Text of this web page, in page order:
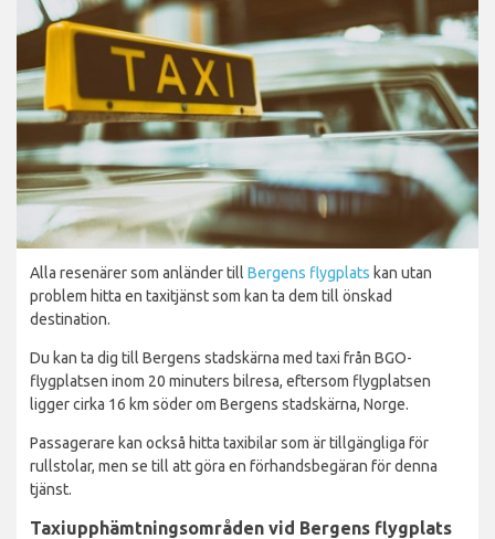
Alla resenärer som anländer till Bergens flygplats kan utan
problem hitta en taxitjänst som kan ta dem till önskad
destination.
Du kan ta dig till Bergens stadskärna med taxi från BGO-
flygplatsen inom 20 minuters bilresa, eftersom flygplatsen
ligger cirka 16 km söder om Bergens stadskärna, Norge.
Passagerare kan också hitta taxibilar som är tillgängliga för
rullstolar, men se till att göra en förhandsbegäran för denna
tjänst.
Taxiupphämtningsområden vid Bergens flygplats